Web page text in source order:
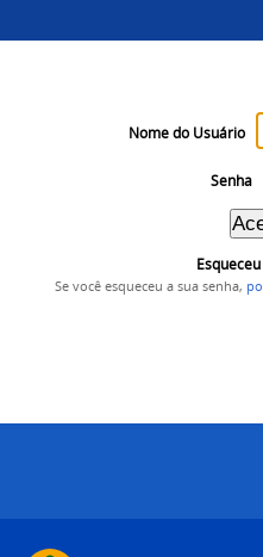
Nome do Usuário
Senha
Se você esqueceu a sua senha,